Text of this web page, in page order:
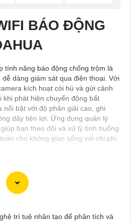
BÁO ĐỘNG
tính năng báo động chống trộm là
dàng giám sát qua điện thoại. Với
kích hoạt còi hú và gửi cảnh
khi phát hiện chuyển động bất
nổi bật với độ phân giải cao, ghi
dây tiện lợi. Ứng dụng quản lý
bạn theo dõi và xử lý tình huống
cho không gian sống với chi phí
trí tuệ nhân tạo để phân tích và